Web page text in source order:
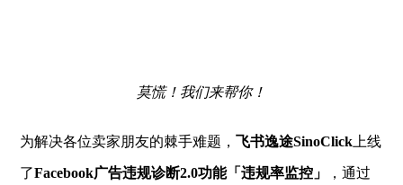
莫慌！我们来帮你！
为解决各位卖家朋友的棘手难题， 飞书逸途SinoClick上线
了Facebook广告违规诊断2.0功能「违规率监控」 ，通过